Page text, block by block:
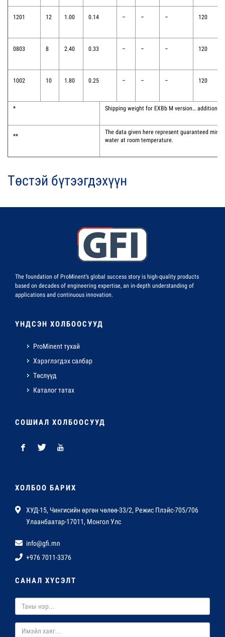
1201 12 1.00 0.14 – – – 120
0803 8 2.40 0.33 – – – 120
1002 10 1.80 0.25 – – – 120
* Shipping weight for EXBb M version… additional
**
The data given here represent guaranteed
water at room temperature.
Төстэй бүтээгдэхүүн
The foundation of ProMinent’s global success story is high-quality products
based on decades of engineering expertise, an in-depth understanding of
applications and continuous innovation.
ҮНДСЭН ХОЛБООСУУД
ProMinent тухай
Хэрэглэгдэх салбар
Төслүүд
Каталог татах
СОШИАЛ ХОЛБООСУУД
ХОЛБОО БАРИХ
ХУД-15, Чингисийн өргөн чөлөө-33/2, Режис Плэйс-705/706
Улаанбаатар-17011, Монгол Улс
info@gfi.mn
+976 7011-3376
САНАЛ ХҮСЭЛТ